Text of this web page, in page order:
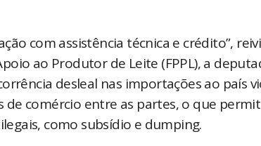
com assistência técnica e crédito”,
ao Produtor de Leite (FPPL), a
desleal nas importações ao país
comércio entre as partes, o que
como subsídio e dumping.